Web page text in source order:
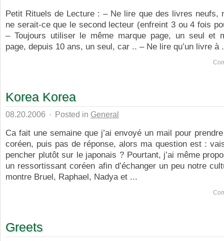
Petit Rituels de Lecture : – Ne lire que des livres neufs,
ne serait-ce que le second lecteur (enfreint 3 ou 4 fois
– Toujours utiliser le même marque page, un seul et
page, depuis 10 ans, un seul, car .. – Ne lire qu’un livre à
Korea Korea
08.20.2006 · Posted in General
Ca fait une semaine que j’ai envoyé un mail pour
coréen, puis pas de réponse, alors ma question est :
pencher plutôt sur le japonais ? Pourtant, j’ai même
un ressortissant coréen afin d’échanger un peu notre
montre Bruel, Raphael, Nadya et ...
Greets